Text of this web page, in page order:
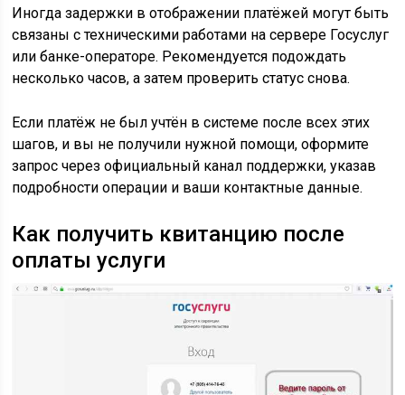
Иногда задержки в отображении платёжей могут быть
связаны с техническими работами на сервере Госуслуг
или банке-операторе. Рекомендуется подождать
несколько часов, а затем проверить статус снова.
Если платёж не был учтён в системе после всех этих
шагов, и вы не получили нужной помощи, оформите
запрос через официальный канал поддержки, указав
подробности операции и ваши контактные данные.
Как получить квитанцию после
оплаты услуги